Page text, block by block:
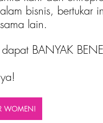
bisnis, bertukar
lain.
BANYAK
WOMEN!